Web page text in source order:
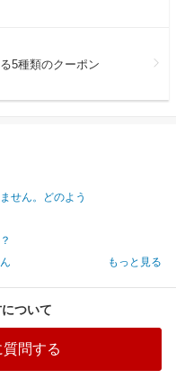
5種類のクーポン
せん。どのよう
もっと見る
ついて
問する